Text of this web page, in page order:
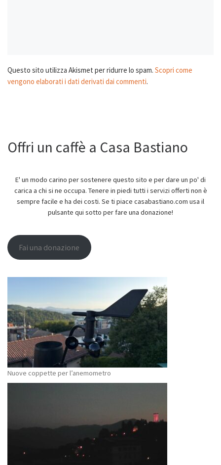
Questo sito utilizza Akismet per ridurre lo spam. Scopri come
vengono elaborati i dati derivati dai commenti.
Offri un caffè a Casa Bastiano
E' un modo carino per sostenere questo sito e per dare un po' di
carica a chi si ne occupa. Tenere in piedi tutti i servizi offerti non è
sempre facile e ha dei costi. Se ti piace casabastiano.com usa il
pulsante qui sotto per fare una donazione!
Fai una donazione
Nuove coppette per l’anemometro